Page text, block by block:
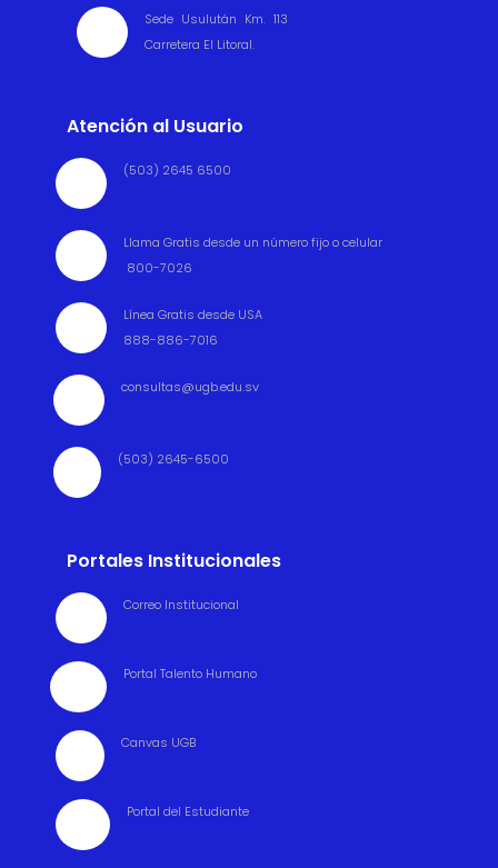
Sede Usulután Km. 113
Carretera El Litoral.
Atención al Usuario
(503) 2645 6500
Llama Gratis desde un número fijo o celular
800-7026
Línea Gratis desde USA
888-886-7016
consultas@ugb.edu.sv
(503) 2645-6500
Portales Institucionales
Correo Institucional
Portal Talento Humano
Canvas UGB
Portal del Estudiante